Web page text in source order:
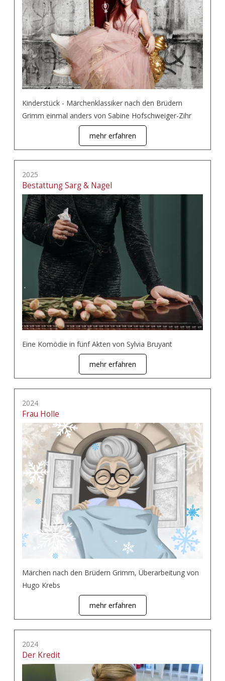
Kinderstück - Märchenklassiker nach den Brüdern
Grimm einmal anders von Sabine Hofschweiger-Zihr
mehr erfahren
2025
Bestattung Sarg & Nagel
Eine Komödie in fünf Akten von Sylvia Bruyant
mehr erfahren
2024
Frau Holle
Märchen nach den Brüdern Grimm, Überarbeitung von
Hugo Krebs
mehr erfahren
2024
Der Kredit